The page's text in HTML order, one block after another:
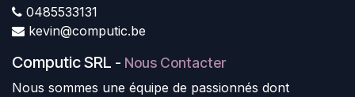
0485533131
kevin@computic.be
Computic SRL - Nous Contacter
Nous sommes une équipe de passionnés dont